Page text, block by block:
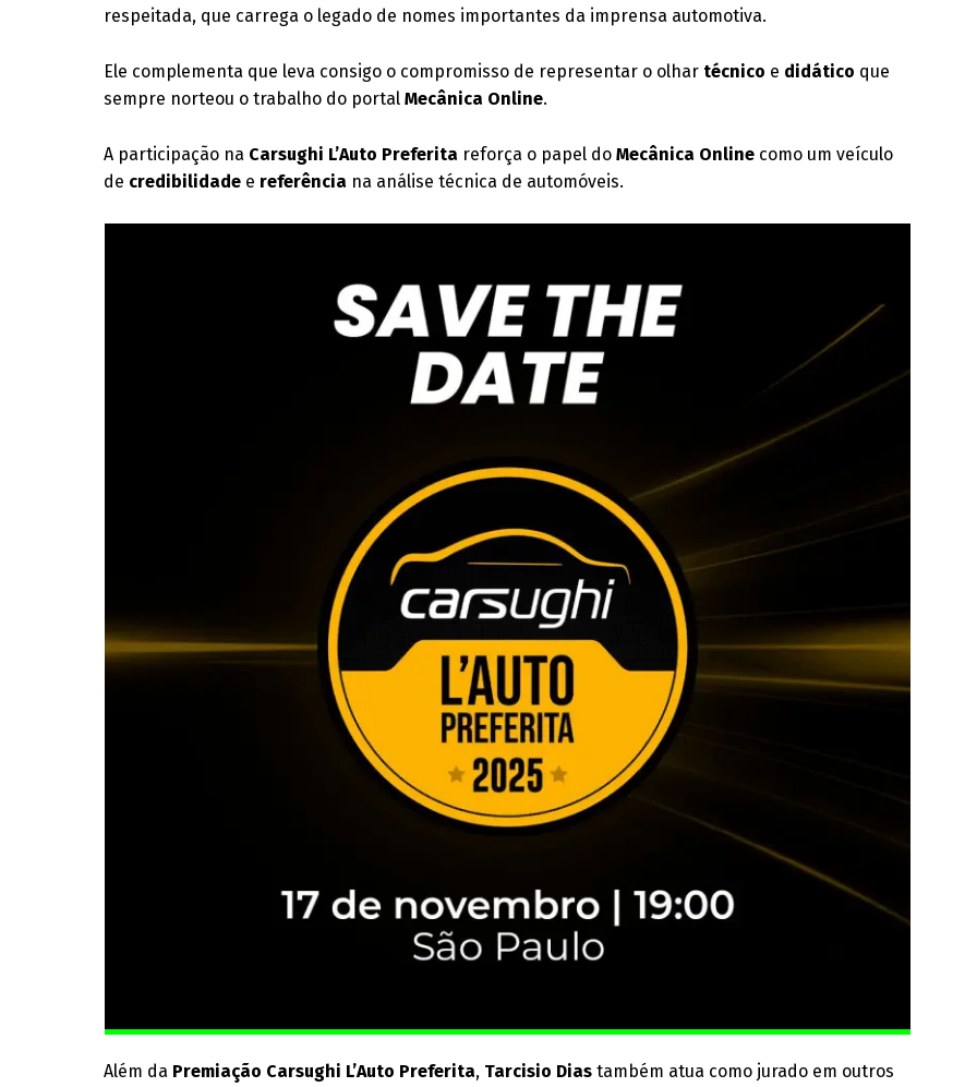
respeitada, que carrega o legado de nomes importantes da imprensa automotiva.
Ele complementa que leva consigo o compromisso de representar o olhar técnico e didático que
sempre norteou o trabalho do portalMecânica Online.
A participação na Carsughi L’Auto Preferita reforça o papel doMecânica Online como um veículo
de credibilidade e referência na análise técnica de automóveis.
Além da Premiação Carsughi L’Auto Preferita, Tarcisio Dias também atua como jurado em outros